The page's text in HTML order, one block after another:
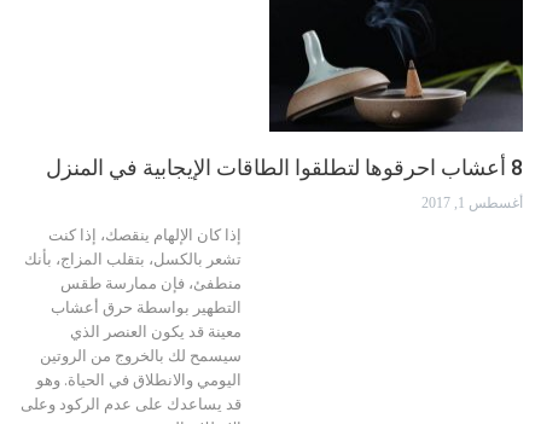
8 أعشاب احرقوها لتطلقوا الطاقات الإيجابية في المنزل
أغسطس 1, 2017
إذا كان الإلهام ينقصك، إذا كنت
تشعر بالكسل، بتقلب المزاج، بأنك
منطفئ، فإن ممارسة طقس
التطهير بواسطة حرق أعشاب
معينة قد يكون العنصر الذي
سيسمح لك بالخروج من الروتين
اليومي والانطلاق في الحياة. وهو
قد يساعدك على عدم الركود وعلى